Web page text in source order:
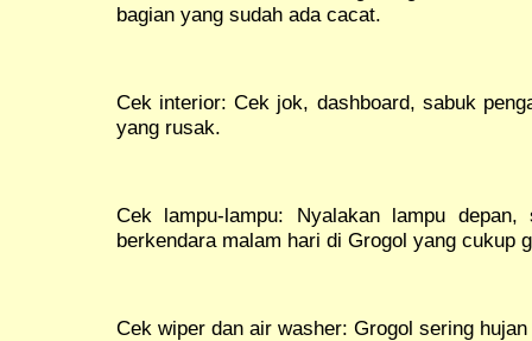
bagian yang sudah ada cacat.
Cek interior: Cek jok, dashboard, sabuk
yang rusak.
Cek lampu-lampu: Nyalakan lampu
berkendara malam hari di Grogol yang cukup
Cek wiper dan air washer: Grogol sering